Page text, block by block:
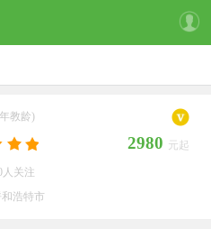
教龄)
2980 元起
人关注
和浩特市